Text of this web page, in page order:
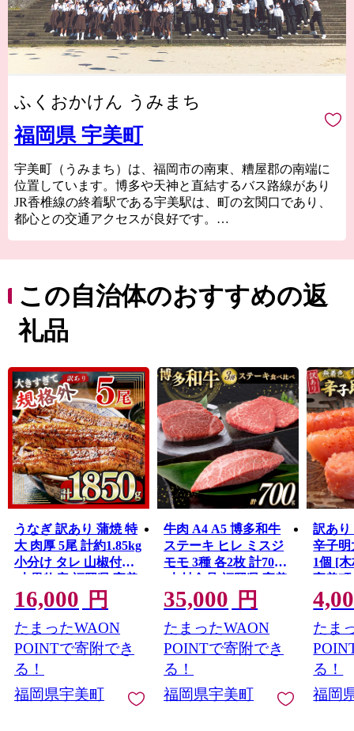
ふくおかけん うみまち
福岡県 宇美町
宇美町（うみまち）は、福岡市の南東、糟屋郡の南端に
位置しています。博多や天神と直結するバス路線があり
JR香椎線の終着駅である宇美駅は、町の玄関口であり、
都心との交通アクセスが良好です。
ようになったという記述があります。
また、宇美町の歴史は古く、日本最古の古代山城「大野
城跡」や、魏志倭人伝に記載がある「不彌（ふみ）国」
として本町が注目される根拠となった「光正寺古墳」な
三郡山の麓には、福岡県森林浴100選にも選ばれた「一本
松公園」があり、大自然の景観を満喫できます。また、
冬場に見られる高さ20メートルもの見事な「河原谷の大
つらら（難所ケ滝）」はこのスポットの目玉のひとつで
す。
この自治体のおすすめの返
礼品
うなぎ 訳あり 蒲焼 特
大 肉厚 5尾 計約1.85kg
小分け タレ 山椒付き
[大黒物産 福岡県 宇美
町 um40bak830010] 不
揃い 規格外 鰻 ウナギ
unagi うなぎ蒲焼 鰻蒲
焼き 蒲焼き かば焼き
真空パック 個包装 冷
凍
16,000 円
たまったWAON
POINTで寄附でき
る！
福岡県宇美町
牛肉 A4 A5 博多和牛
ステーキ ヒレ ミスジ
モモ 3種 各2枚 計700g
[木村食品 福岡県 宇美
町 um40beg040025] セ
ット 肉 にく 和牛 博多
冷凍 希少部位 食べ比
べ 黒毛和牛 小分け
35,000 円
たまったWAON
POINTで寄附でき
る！
福岡県宇美町
訳あり
辛子明
1個 [
宇美町
明太子
いこ
ご飯の
おか
アリ
たま
る！
福岡